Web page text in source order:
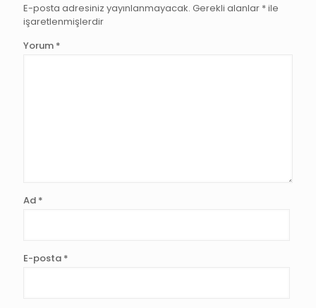
E-posta adresiniz yayınlanmayacak. Gerekli alanlar *ile
işaretlenmişlerdir
Yorum *
Ad *
E-posta *